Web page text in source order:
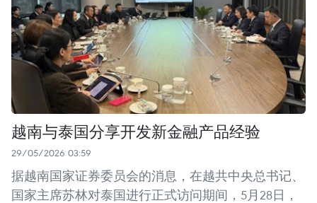
越南与泰国分享开发新金融产品经验
29/05/2026 03:59
据越南国家证券委员会的消息，在越共中央总书记、
国家主席苏林对泰国进行正式访问期间，5月28日，